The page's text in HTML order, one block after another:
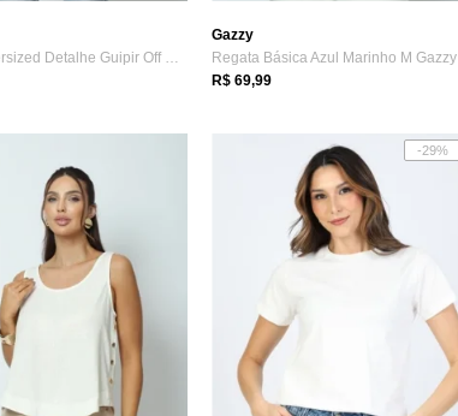
T shirt Oversized Detalhe Guipir Off White G Gazzy
Gazzy
Regata Básica Azul Marinho M Gazzy
R$ 69,99
-29%